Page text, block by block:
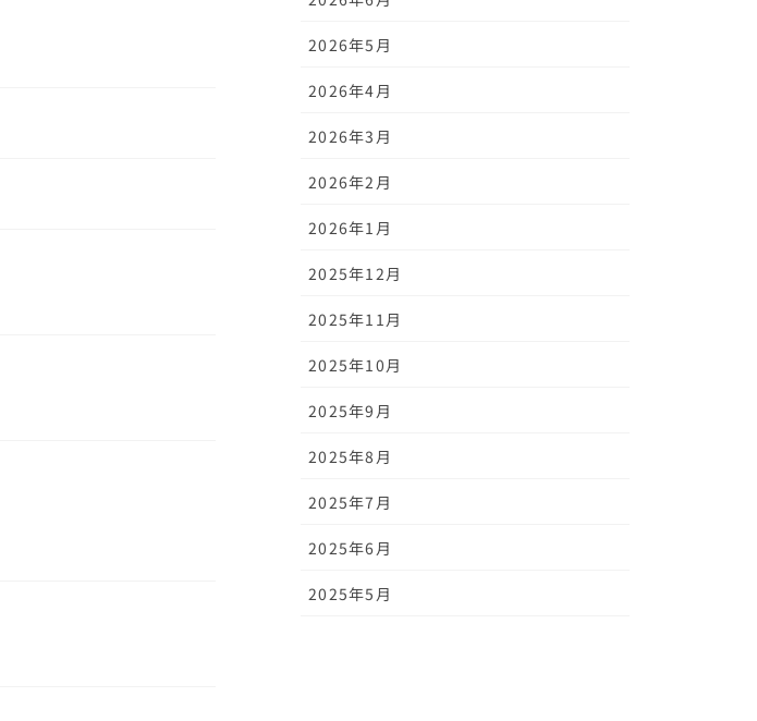
2026年5月
2026年4月
2026年3月
2026年2月
2026年1月
2025年12月
2025年11月
2025年10月
2025年9月
2025年8月
2025年7月
2025年6月
2025年5月